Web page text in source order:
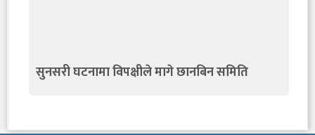
सुनसरी घटनामा विपक्षीले मागे छानबिन समिति